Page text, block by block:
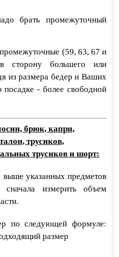
брать промежуточный
(59, 63, 67 и
сторону большего или
из размера бедер и Ваших
- более свободной
брюк, капри,
трусиков,
трусиков и шорт:
указанных предметов
сначала измерить объем
по следующей формуле:
размер